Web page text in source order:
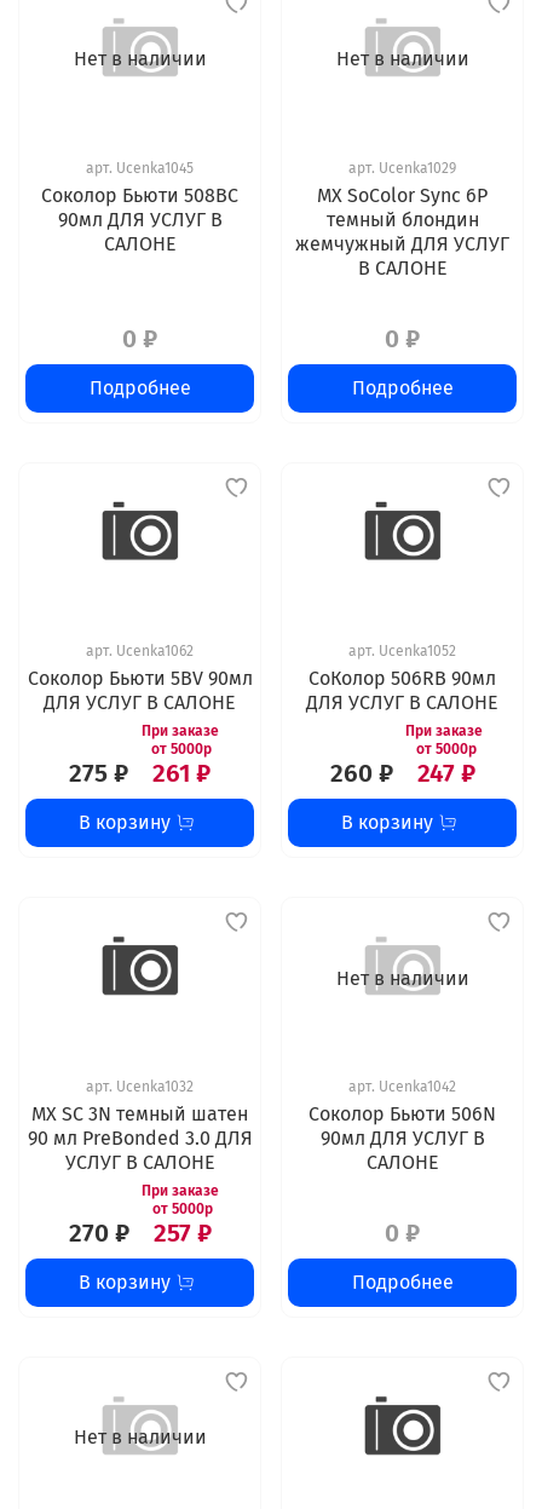
Нет в наличии
арт. Ucenka1045
Соколор Бьюти 508BC
90мл ДЛЯ УСЛУГ В
САЛОНЕ
0 ₽
Подробнее
Нет в наличии
арт. Ucenka1029
MX SoColor Sync 6P
темный блондин
жемчужный ДЛЯ УСЛУГ
В САЛОНЕ
0 ₽
Подробнее
арт. Ucenka1062
Соколор Бьюти 5BV 90мл
ДЛЯ УСЛУГ В САЛОНЕ
275 ₽ 261 ₽
В корзину
арт. Ucenka1052
СоКолор 506RB 90мл
ДЛЯ УСЛУГ В САЛОНЕ
260 ₽ 247 ₽
В корзину
арт. Ucenka1032
MX SC 3N темный шатен
90 мл PreBonded 3.0 ДЛЯ
УСЛУГ В САЛОНЕ
270 ₽ 257 ₽
В корзину
Нет в наличии
арт. Ucenka1042
Соколор Бьюти 506N
90мл ДЛЯ УСЛУГ В
САЛОНЕ
0 ₽
Подробнее
Нет в наличии